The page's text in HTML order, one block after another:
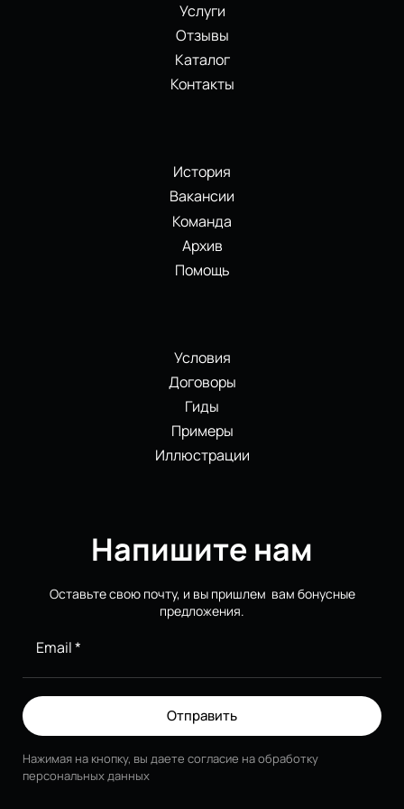
Услуги
Отзывы
Каталог
Контакты
История
Вакансии
Команда
Архив
Помощь
Условия
Договоры
Гиды
Примеры
Иллюстрации
Напишите нам
Оставьте свою почту, и вы пришлем вам бонусные
предложения.
Email *
Отправить
Нажимая на кнопку, вы даете согласие на обработку
персональных данных